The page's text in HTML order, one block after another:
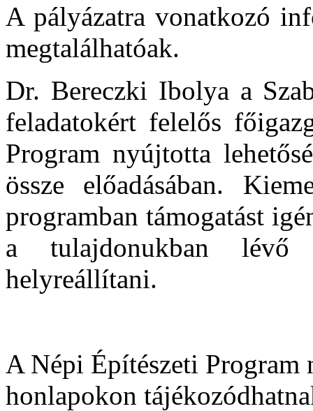
A pályázatra vonatkozó
megtalálhatóak.
Dr. Bereczki Ibolya a
feladatokért felelős
Program nyújtotta
össze előadásában.
programban támogatást
a tulajdonukban lévő
helyreállítani.
A Népi Építészeti Program
honlapokon